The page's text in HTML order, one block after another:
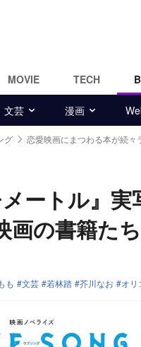
MOVIE TECH
文芸 漫画
グ 恋愛映画にまつわる本が続々
メートル』
画の書籍たち
も 文芸 若林踏 芥川なお オリ